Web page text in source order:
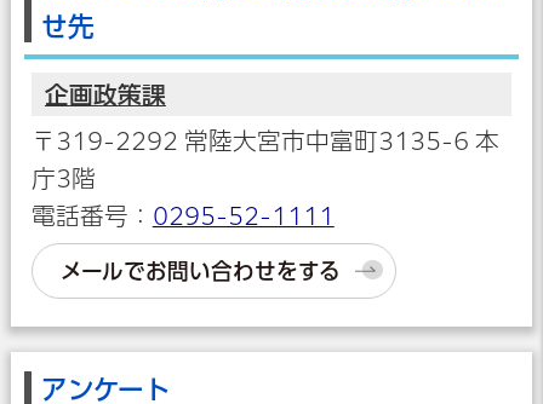
せ先
企画政策課
〒319-2292 常陸大宮市中富町3135-6 本
庁3階
電話番号： 0295-52-1111
メールでお問い合わせをする
アンケート